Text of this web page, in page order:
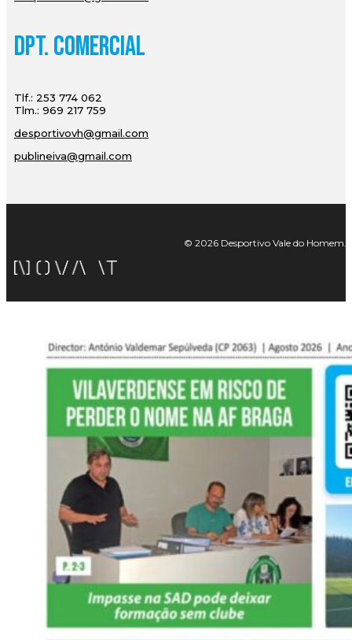
Dpt. Comercial
Tlf.: 253 774 062
Tlm.: 969 217 759
desportivovh@gmail.com
publineiva@gmail.com
© 2026 Desportivo Vale do Homem.